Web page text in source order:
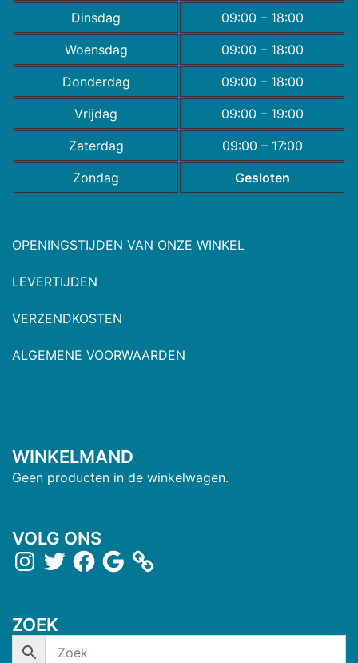
Dinsdag
09:00 – 18:00
Woensdag
09:00 – 18:00
Donderdag
09:00 – 18:00
Vrijdag
09:00 – 19:00
Zaterdag
09:00 – 17:00
Zondag
Gesloten
OPENINGSTIJDEN VAN ONZE WINKEL
LEVERTIJDEN
VERZENDKOSTEN
ALGEMENE VOORWAARDEN
WINKELMAND
Geen producten in de winkelwagen.
VOLG ONS
ZOEK